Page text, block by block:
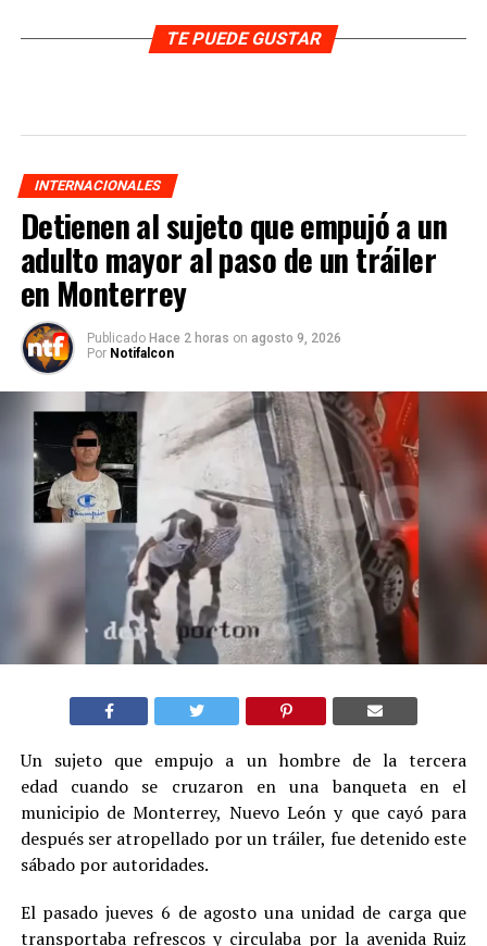
TE PUEDE GUSTAR
INTERNACIONALES
Detienen al sujeto que empujó a un
adulto mayor al paso de un tráiler
en Monterrey
Publicado Hace 2 horas on agosto 9, 2026
Por Notifalcon
Un sujeto que empujo a un hombre de la tercera
edad cuando se cruzaron en una banqueta en el
municipio de Monterrey, Nuevo León y que cayó para
después ser atropellado por un tráiler, fue detenido este
sábado por autoridades.
El pasado jueves 6 de agosto una unidad de carga que
transportaba refrescos y circulaba por la avenida Ruiz